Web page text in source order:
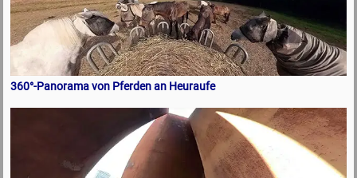
360°-Panorama von Pferden an Heuraufe